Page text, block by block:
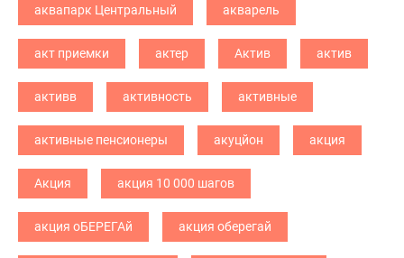
аквапарк Центральный акварель
акт приемки актер Актив актив
активв активность активные
активные пенсионеры акуцйон акция
Акция акция 10 000 шагов
акция оБЕРЕГАй акция оберегай